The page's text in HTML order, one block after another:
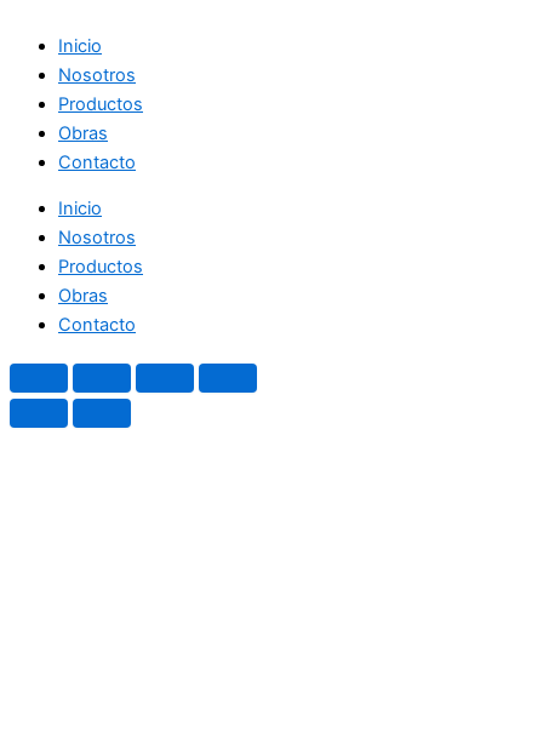
Inicio
Nosotros
Productos
Obras
Contacto
Inicio
Nosotros
Productos
Obras
Contacto